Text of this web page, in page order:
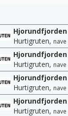
Hurtigruten, nave
Hurtigruten, nave
Hurtigruten, nave
Hurtigruten, nave